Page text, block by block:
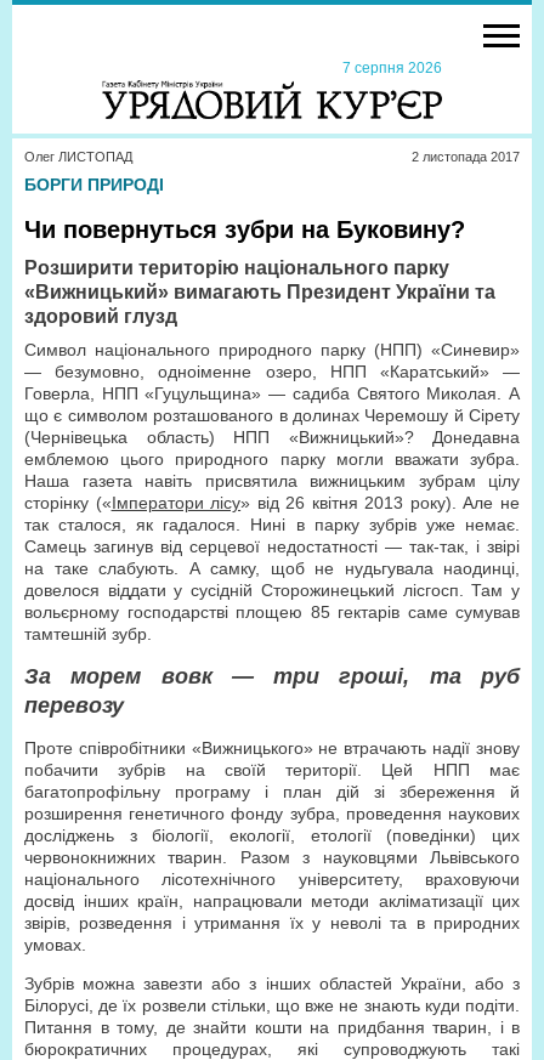
7 серпня 2026
Олег ЛИСТОПАД 2 листопада 2017
БОРГИ ПРИРОДІ
Чи повернуться зубри на Буковину?
Розширити територію національного парку
«Вижницький» вимагають Президент України та
здоровий глузд
Символ національного природного парку (НПП) «Синевир»
— безумовно, одноіменне озеро, НПП «Каратський» —
Говерла, НПП «Гуцульщина» — садиба Святого Миколая. А
що є символом розташованого в долинах Черемошу й Сірету
(Чернівецька область) НПП «Вижницький»? Донедавна
емблемою цього природного парку могли вважати зубра.
Наша газета навіть присвятила вижницьким зубрам цілу
сторінку («Імператори лісу» від 26 квітня 2013 року). Але не
так сталося, як гадалося. Нині в парку зубрів уже немає.
Самець загинув від серцевої недостатності — так-так, і звірі
на таке слабують. А самку, щоб не нудьгувала наодинці,
довелося віддати у сусідній Сторожинецький лісгосп. Там у
вольєрному господарстві площею 85 гектарів саме сумував
тамтешній зубр.
За морем вовк — три гроші, та руб
перевозу
Проте співробітники «Вижницького» не втрачають надії знову
побачити зубрів на своїй території. Цей НПП має
багатопрофільну програму і план дій зі збереження й
розширення генетичного фонду зубра, проведення наукових
досліджень з біології, екології, етології (поведінки) цих
червонокнижних тварин. Разом з нау­ковцями Львівського
національного лісотехнічного університету, враховуючи
досвід інших країн, напрацювали методи акліматизації цих
звірів, розведення і утримання їх у неволі та в природних
умовах.
Зубрів можна завезти або з інших областей України, або з
Білорусі, де їх розвели стільки, що вже не знають куди подіти.
Питання в тому, де знайти кошти на придбання тварин, і в
бюрократичних процедурах, які супроводжують такі